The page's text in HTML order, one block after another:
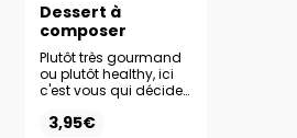
Dessert à
composer
Plutôt très gourmand
ou plutôt healthy, ici
c'est vous qui décidez
dessert parfait. Base +
3,95€